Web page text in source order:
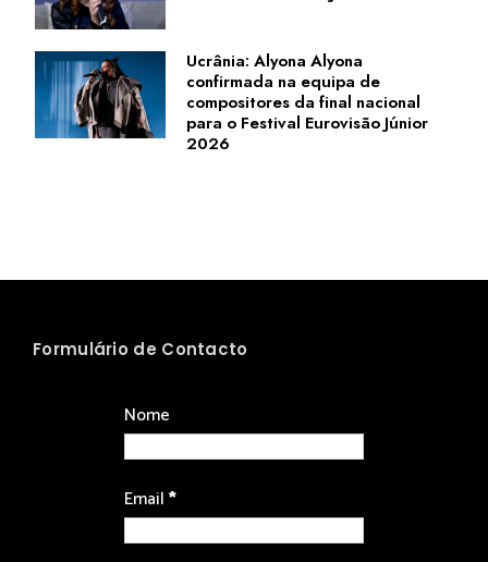
Ucrânia: Alyona Alyona
confirmada na equipa de
compositores da final nacional
para o Festival Eurovisão Júnior
2026
Formulário de Contacto
Nome
Email*